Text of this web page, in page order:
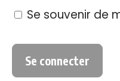
Se souvenir de